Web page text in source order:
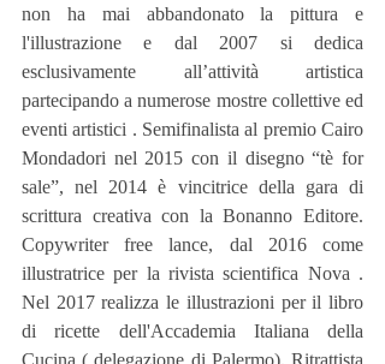
non ha mai abbandonato la pittura e
l'illustrazione e dal 2007 si dedica
esclusivamente all’attività artistica
partecipando a numerose mostre collettive ed
eventi artistici . Semifinalista al premio Cairo
Mondadori nel 2015 con il disegno “tè for
sale”, nel 2014 è vincitrice della gara di
scrittura creativa con la Bonanno Editore.
Copywriter free lance, dal 2016 come
illustratrice per la rivista scientifica Nova .
Nel 2017 realizza le illustrazioni per il libro
di ricette dell'Accademia Italiana della
Cucina ( delegazione di Palermo). Ritrattista